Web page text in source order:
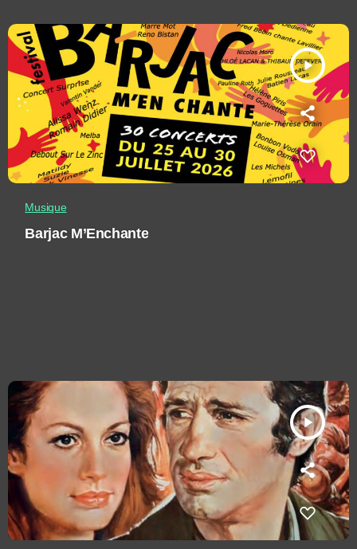
play_arrow
Musique
Barjac M’Enchante
play_arrow